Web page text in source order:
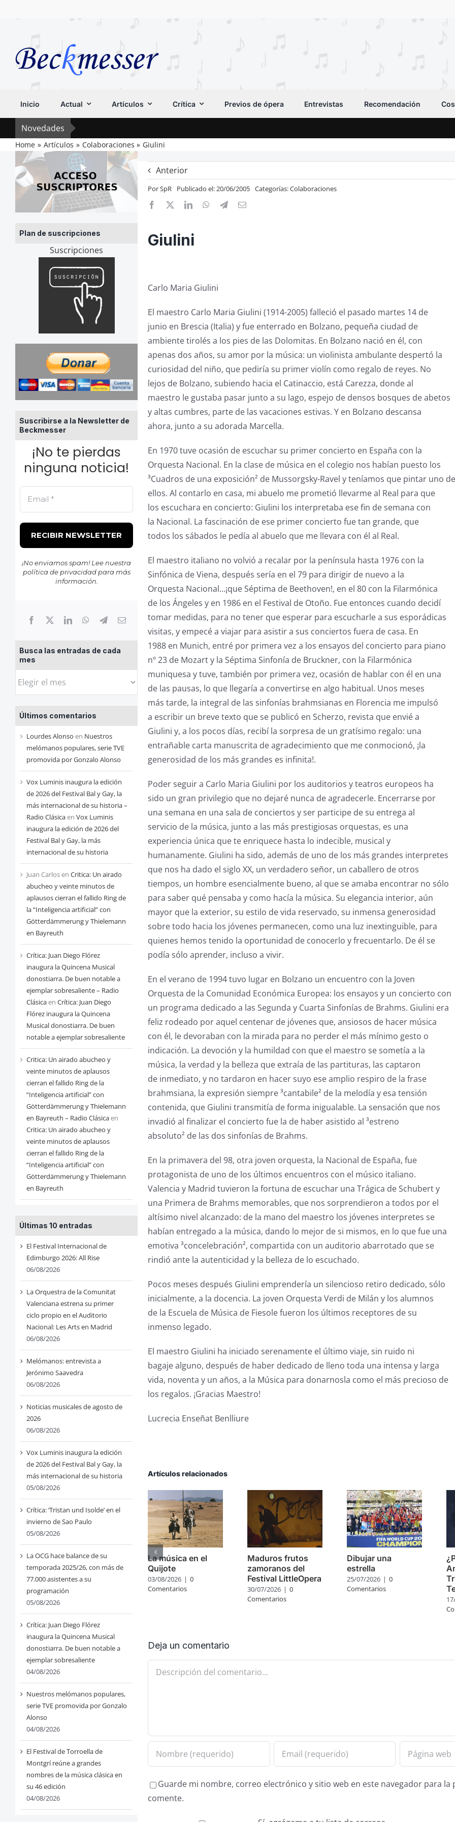
Inicio Actual Artículos Crítica Previos de ópera Entrevistas Recomendación
Novedades
Home Artículos Colaboraciones Giulini
Plan de suscripciones
Suscripciones
Suscribirse a la Newsletter de
Beckmesser
¡No te pierdas
ninguna noticia!
¡No enviamos spam! Lee nuestra
política de privacidadpara más
información.
Busca las entradas de cada
mes
Busca
entradas
de
cada
mes
Últimos comentarios
Lourdes Alonso en Nuestros
melómanos populares, serie TVE
promovida por Gonzalo Alonso
Vox Luminis inaugura la edición
de 2026 del Festival Bal y Gay, la
más internacional de su historia –
Radio Clásicaen Vox Luminis
inaugura la edición de 2026 del
Festival Bal y Gay, la más
internacional de su historia
Juan Carlosen Critica: Un airado
abucheo y veinte minutos de
aplausos cierran el fallido Ring de
la “Inteligencia artificial” con
Götterdämmerung y Thielemann
en Bayreuth
Crítica: Juan Diego Flórez
inaugura la Quincena Musical
donostiarra. De buen notable a
ejemplar sobresaliente – Radio
Clásicaen Crítica: Juan Diego
Flórez inaugura la Quincena
Musical donostiarra. De buen
notable a ejemplar sobresaliente
Critica: Un airado abucheo y
veinte minutos de aplausos
cierran el fallido Ring de la
“Inteligencia artificial” con
Götterdämmerung y Thielemann
en Bayreuth – Radio Clásicaen
Critica: Un airado abucheo y
veinte minutos de aplausos
cierran el fallido Ring de la
“Inteligencia artificial” con
Götterdämmerung y Thielemann
en Bayreuth
Últimas 10 entradas
El Festival Internacional de
Edimburgo 2026: All Rise
06/08/2026
La Orquestra de la Comunitat
Valenciana estrena su primer
ciclo propio en el Auditorio
Nacional: Les Arts en Madrid
06/08/2026
Melómanos: entrevista a
Jerónimo Saavedra
06/08/2026
Noticias musicales de agosto de
2026
06/08/2026
Vox Luminis inaugura la edición
de 2026 del Festival Bal y Gay, la
más internacional de su historia
05/08/2026
Crítica: ‘Tristan und Isolde’ en el
invierno de Sao Paulo
05/08/2026
La OCG hace balance de su
temporada 2025/26, con más de
77.000 asistentes a su
programación
05/08/2026
Crítica: Juan Diego Flórez
inaugura la Quincena Musical
donostiarra. De buen notable a
ejemplar sobresaliente
04/08/2026
Nuestros melómanos populares,
serie TVE promovida por Gonzalo
Alonso
04/08/2026
El Festival de Torroella de
Montgrí reúne a grandes
nombres de la música clásica en
su 46 edición
04/08/2026
Anterior
PorSpR Publicado el: 20/06/2005 Categorías:Colaboraciones
Giulini
Carlo Maria Giulini
El maestro Carlo Maria Giulini (1914-2005) falleció el pasado martes 14 de
junio en Brescia (Italia) y fue enterrado en Bolzano, pequeña ciudad de
ambiente tirolés a los pies de las Dolomitas. En Bolzano nació en él, con
apenas dos años, su amor por la música: un violinista ambulante despertó la
curiosidad del niño, que pediría su primer violín como regalo de reyes. No
lejos de Bolzano, subiendo hacia el Catinaccio, está Carezza, donde al
maestro le gustaba pasar junto a su lago, espejo de densos bosques de abetos
y altas cumbres, parte de las vacaciones estivas. Y en Bolzano descansa
ahora, junto a su adorada Marcella.
En 1970 tuve ocasión de escuchar su primer concierto en España con la
Orquesta Nacional. En la clase de música en el colegio nos habían puesto los
³Cuadros de una exposición² de Mussorgsky-Ravel y teníamos que pintar uno
ellos. Al contarlo en casa, mi abuelo me prometió llevarme al Real para que
los escuchara en concierto: Giulini los interpretaba ese fin de semana con
la Nacional. La fascinación de ese primer concierto fue tan grande, que
todos los sábados le pedía al abuelo que me llevara con él al Real.
El maestro italiano no volvió a recalar por la península hasta 1976 con la
Sinfónica de Viena, después sería en el 79 para dirigir de nuevo a la
Orquesta Nacional…¡que Séptima de Beethoven!, en el 80 con la Filarmónica
de los Ángeles y en 1986 en el Festival de Otoño. Fue entonces cuando decidí
tomar medidas, para no tener que esperar para escucharle a sus esporádicas
visitas, y empecé a viajar para asistir a sus conciertos fuera de casa. En
1988 en Munich, entré por primera vez a los ensayos del concierto para piano
nº 23 de Mozart y la Séptima Sinfonía de Bruckner, con la Filarmónica
muniquesa y tuve, también por primera vez, ocasión de hablar con él en una
de las pausas, lo que llegaría a convertirse en algo habitual. Unos meses
más tarde, la integral de las sinfonías brahmsianas en Florencia me impulsó
a escribir un breve texto que se publicó en Scherzo, revista que envié a
Giulini y, a los pocos días, recibí la sorpresa de un gratísimo regalo: una
entrañable carta manuscrita de agradecimiento que me conmocionó, ¡la
generosidad de los más grandes es infinita!.
Poder seguir a Carlo Maria Giulini por los auditorios y teatros europeos ha
sido un gran privilegio que no dejaré nunca de agradecerle. Encerrarse por
una semana en una sala de conciertos y ser participe de su entrega al
servicio de la música, junto a las más prestigiosas orquestas, es una
experiencia única que te enriquece hasta lo indecible, musical y
humanamente. Giulini ha sido, además de uno de los más grandes interpretes
que nos ha dado el siglo XX, un verdadero señor, un caballero de otros
tiempos, un hombre esencialmente bueno, al que se amaba encontrar no sólo
para saber qué pensaba y como hacía la música. Su elegancia interior, aún
mayor que la exterior, su estilo de vida reservado, su inmensa generosidad
sobre todo hacia los jóvenes permanecen, como una luz inextinguible, para
quienes hemos tenido la oportunidad de conocerlo y frecuentarlo. De él se
podía sólo aprender, incluso a vivir.
En el verano de 1994 tuvo lugar en Bolzano un encuentro con la Joven
Orquesta de la Comunidad Económica Europea: los ensayos y un concierto con
un programa dedicado a las Segunda y Cuarta Sinfonías de Brahms. Giulini era
feliz rodeado por aquel centenar de jóvenes que, ansiosos de hacer música
con él, le devoraban con la mirada para no perder el más mínimo gesto o
indicación. La devoción y la humildad con que el maestro se sometía a la
música, la verdad y la belleza que extraía de las partituras, las captaron
de inmediato, y no tardaron en hacer suyo ese amplio respiro de la frase
brahmsiana, la expresión siempre ³cantabile² de la melodía y esa tensión
contenida, que Giulini transmitía de forma inigualable. La sensación que nos
invadió al finalizar el concierto fue la de haber asistido al ³estreno
absoluto² de las dos sinfonías de Brahms.
En la primavera del 98, otra joven orquesta, la Nacional de España, fue
protagonista de uno de los últimos encuentros con el músico italiano.
Valencia y Madrid tuvieron la fortuna de escuchar una Trágica de Schubert y
una Primera de Brahms memorables, que nos sorprendieron a todos por el
altísimo nivel alcanzado: de la mano del maestro los jóvenes interpretes se
habían entregado a la música, dando lo mejor de si mismos, en lo que fue una
emotiva ³concelebración², compartida con un auditorio abarrotado que se
rindió ante la autenticidad y la belleza de lo escuchado.
Pocos meses después Giulini emprendería un silencioso retiro dedicado, sólo
inicialmente, a la docencia. La joven Orquesta Verdi de Milán y los alumnos
de la Escuela de Música de Fiesole fueron los últimos receptores de su
inmenso legado.
El maestro Giulini ha iniciado serenamente el último viaje, sin ruido ni
bagaje alguno, después de haber dedicado de lleno toda una intensa y larga
vida, noventa y un años, a la Música para donarnosla como el más precioso de
los regalos. ¡Gracias Maestro!
Lucrecia Enseñat Benlliure
Artículos relacionados
La música en el
Quijote
03/08/2026 | 0
Comentarios
Maduros frutos
zamoranos del
Festival LittleOpera
30/07/2026 | 0
Comentarios
Dibujar una
estrella
25/07/2026 | 0
Comentarios
Deja un comentario
Comentario
Guarde mi nombre, correo electrónico y sitio web en este navegador para la
comente.